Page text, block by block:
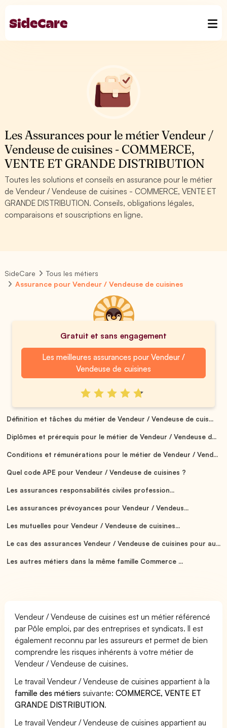
Les Assurances pour le métier Vendeur /
Vendeuse de cuisines - COMMERCE,
VENTE ET GRANDE DISTRIBUTION
Toutes les solutions et conseils en assurance pour le métier
de Vendeur / Vendeuse de cuisines - COMMERCE, VENTE ET
GRANDE DISTRIBUTION. Conseils, obligations légales,
comparaisons et souscriptions en ligne.
SideCare
Tous les métiers
Assurance pour Vendeur / Vendeuse de cuisines
Gratuit et sans engagement
Les meilleures assurances pour Vendeur /
Vendeuse de cuisines
Définition et tâches du métier de Vendeur / Vendeuse de cuis...
Diplômes et prérequis pour le métier de Vendeur / Vendeuse d...
Conditions et rémunérations pour le métier de Vendeur / Vend...
Quel code APE pour Vendeur / Vendeuse de cuisines ?
Les assurances responsabilités civiles profession...
Les assurances prévoyances pour Vendeur / Vendeus...
Les mutuelles pour Vendeur / Vendeuse de cuisines...
Le cas des assurances Vendeur / Vendeuse de cuisines pour au...
Les autres métiers dans la même famille Commerce ...
Vendeur / Vendeuse de cuisines est un métier référencé
par Pôle emploi, par des entreprises et syndicats. Il est
également reconnu par les assureurs et permet de bien
comprendre les risques inhérents à votre métier de
Vendeur / Vendeuse de cuisines.
Le travail Vendeur / Vendeuse de cuisines appartient à la
famille des métiers suivante:COMMERCE, VENTE ET
GRANDE DISTRIBUTION.
Le travail Vendeur / Vendeuse de cuisines appartient au